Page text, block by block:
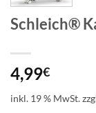
Schleich®
4,99€
inkl. 19 % MwSt.